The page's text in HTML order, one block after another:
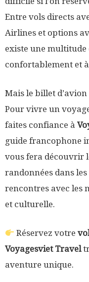
Entre vols directs
Airlines et options
existe une
confortablement et
Mais le billet
Pour vivre un
faites confiance à
guide francophone
vous fera découvrir
randonnées dans
rencontres avec les
et culturelle.
Réservez votre
Voyagesviet Travel
aventure unique.